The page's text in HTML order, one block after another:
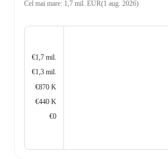
Cel mai mare: 1,7 mil. EUR(1 aug. 2026)
€1,7 mil.
€1,3 mil.
€870 K
€440 K
€0